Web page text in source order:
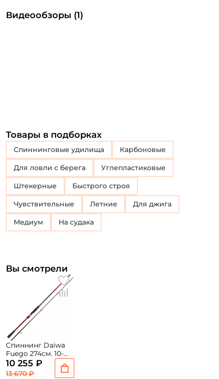
Видеообзоры (1)
Товары в подборках
Спиннинговые удилища Карбоновые
Для ловли с берега Углепластиковые
Штекерные Быстрого строя
Чувствительные Летние Для джига
Медиум На судака
Вы смотрели
Спиннинг Daiwa
Fuego 274см. 10-
30гр. 156гр. fast /
902MFS
10 255 ₽
13 670 ₽